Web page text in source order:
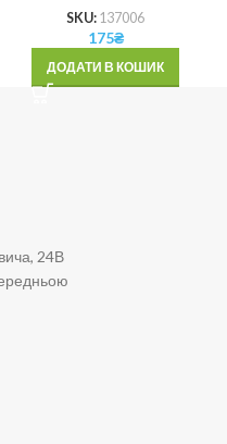
SKU: 137006
175₴
ДОДАТИ В КОШИК
24В